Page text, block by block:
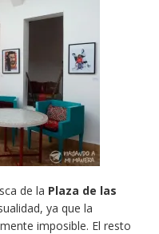
de la Plaza de las
ya que la
imposible. El resto